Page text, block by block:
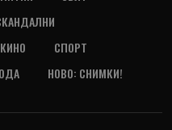
КИНО
СПОРТ
НОВО: СНИМКИ!